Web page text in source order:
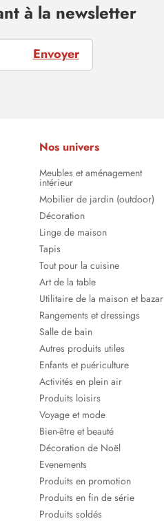
à la newsletter
Envoyer
Nos univers
Meubles et aménagement
intérieur
Mobilier de jardin (outdoor)
Décoration
Linge de maison
Tapis
Tout pour la cuisine
Art de la table
Utilitaire de la maison et bazar
Rangements et dressings
Salle de bain
Autres produits utiles
Enfants et puériculture
Activités en plein air
Produits loisirs
Voyage et mode
Bien-être et beauté
Décoration de Noël
Evenements
Produits en promotion
Produits en fin de série
Produits soldés